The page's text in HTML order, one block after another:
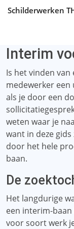
Schilderwerken
Interim
Is het vinden
medewerker een
als je door een
weten waar je
want in deze
door het hele
baan.
De
Het langdurige
een interim-
voor soort werk